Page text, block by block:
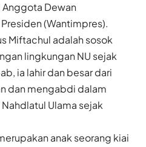
Anggota Dewan
(Wantimpres).
Miftachul adalah sosok
lingkungan NU sejak
ia lahir dan besar dari
dan mengabdi dalam
Ulama sejak
anak seorang kiai